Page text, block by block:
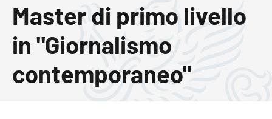
Master di primo livello
in "Giornalismo
contemporaneo"